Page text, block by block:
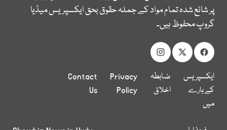
پر شائع شدہ تمام مواد کے جملہ حقوق بحق ایکسپریس میڈیا
گروپ محفوظ ہیں۔
ایکسپریس
کے بارے
میں
ضابطہ
اخلاق
Privacy
Policy
Contact
Us